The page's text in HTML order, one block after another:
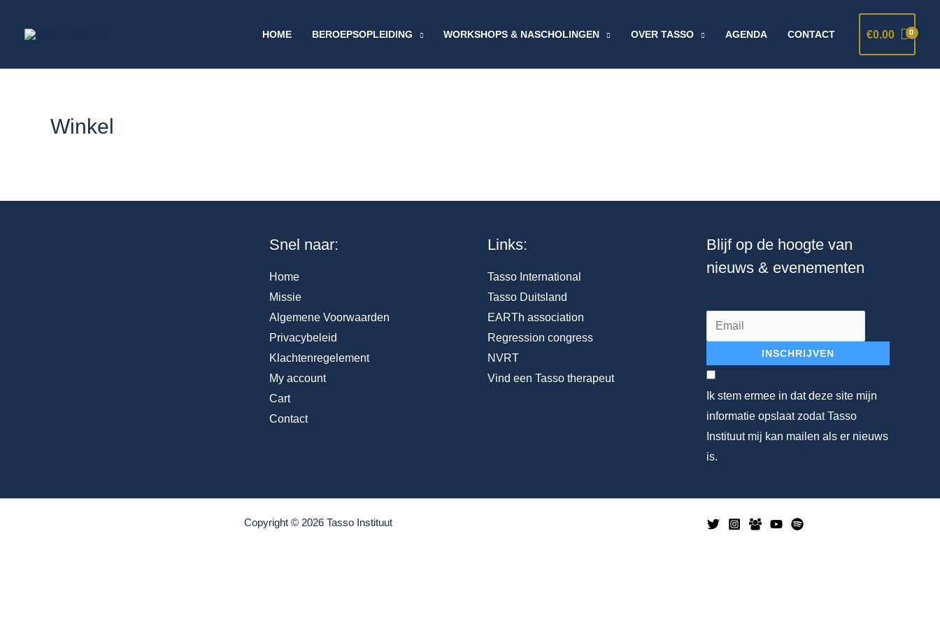
inhoud
HOME BEROEPSOPLEIDING WORKSHOPS & NASCHOLINGEN OVER TASSO AGENDA CONTACT €0.00
Winkel
Snel naar:
Home
Missie
Algemene Voorwaarden
Privacybeleid
Klachtenregelement
My account
Cart
Contact
Links:
Tasso International
Tasso Duitsland
EARTh association
Regression congress
NVRT
Vind een Tasso therapeut
Blijf op de hoogte van
nieuws & evenementen
INSCHRIJVEN
Ik stem ermee in dat deze site mijn
informatie opslaat zodat Tasso
Instituut mij kan mailen als er nieuws
is.
Copyright © 2026 Tasso Instituut